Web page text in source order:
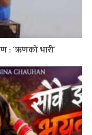
: ´ऋणको भारी`